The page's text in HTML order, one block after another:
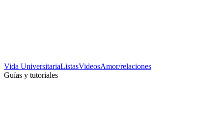
Vida UniversitariaListasVideosAmor/relaciones
Guías y tutoriales